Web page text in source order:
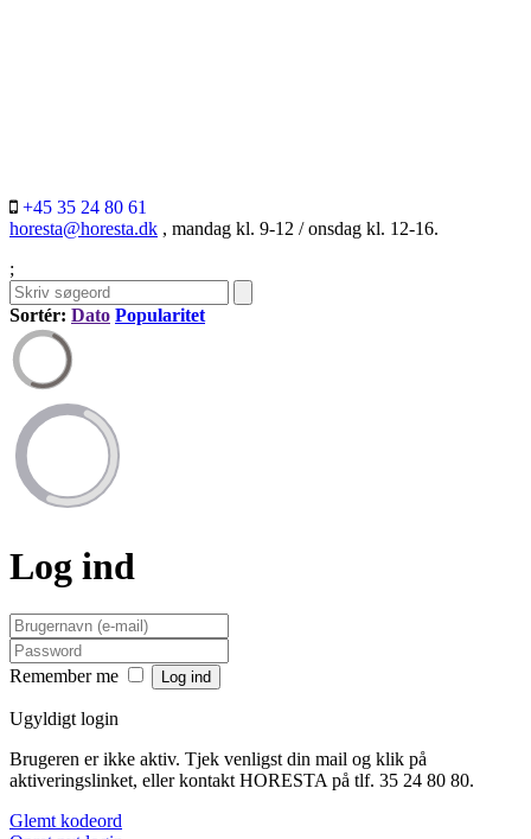
+45 35 24 80 61
horesta@horesta.dk , mandag kl. 9-12 / onsdag kl. 12-16.
;
Sortér: Dato Popularitet
Log ind
Remember me
Ugyldigt login
Brugeren er ikke aktiv. Tjek venligst din mail og klik på
aktiveringslinket, eller kontakt HORESTA på tlf. 35 24 80 80.
Glemt kodeord